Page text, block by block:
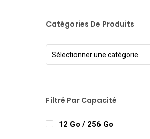
Catégories De Produits
Sélectionner une catégorie
Filtré Par Capacité
12 Go / 256 Go